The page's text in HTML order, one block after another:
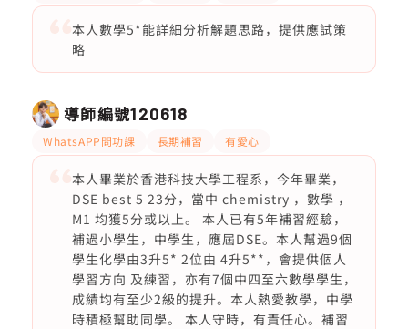
本人數學5*能詳細分析解題思路，提供應試策
略
導師編號120618
WhatsAPP問功課 長期補習 有愛心
本人畢業於香港科技大學工程系，今年畢業，
DSE best 5 23分，當中 chemistry ，數學 ，
M1 均獲5分或以上。 本人已有5年補習經驗，
補過小學生，中學生，應屆DSE。本人幫過9個
學生化學由3升5* 2位由 4升5**，會提供個人
學習方向 及練習，亦有7個中四至六數學學生，
成績均有至少2級的提升。本人熱愛教學，中學
時積極幫助同學。 本人守時，有責任心。補習